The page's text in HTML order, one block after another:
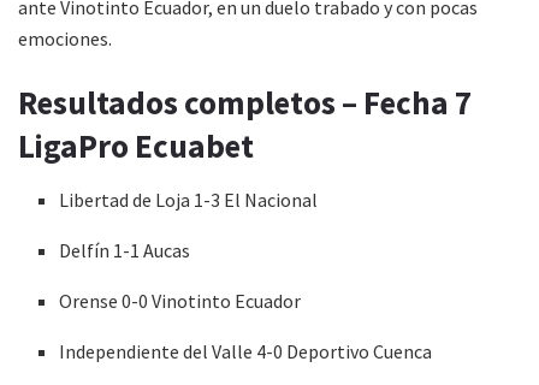
ante Vinotinto Ecuador, en un duelo trabado y con pocas
emociones.
Resultados completos – Fecha 7
LigaPro Ecuabet
Libertad de Loja 1-3 El Nacional
Delfín 1-1 Aucas
Orense 0-0 Vinotinto Ecuador
Independiente del Valle 4-0 Deportivo Cuenca